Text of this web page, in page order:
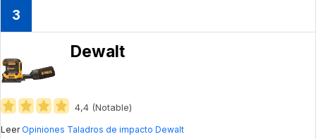
3
Dewalt
4,4 (Notable)
LeerOpiniones Taladros de impacto Dewalt